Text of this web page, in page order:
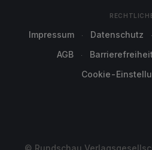
Impressum Datenschutz
AGB
Cookie-
© Rundschau